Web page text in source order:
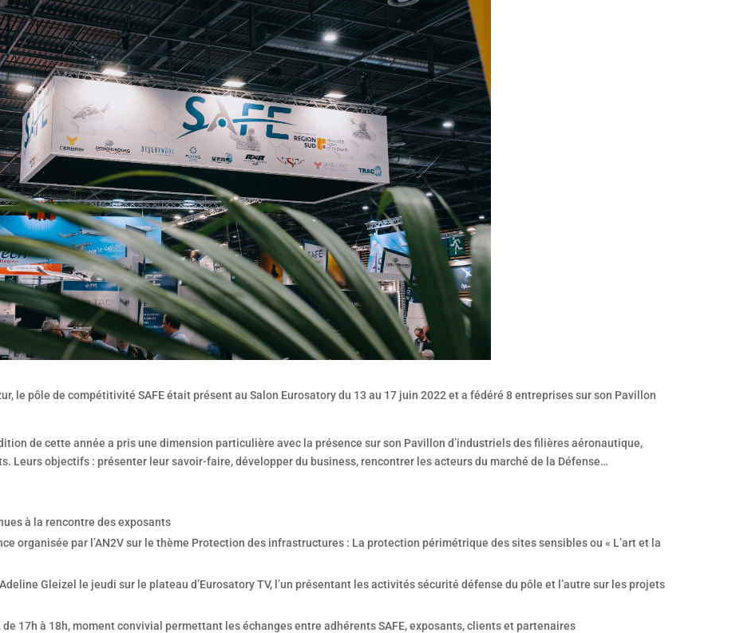
le pôle de compétitivité SAFE était présent au Salon Eurosatory du 13 au 17 juin 2022 et a fédéré 8 entreprises sur son Pavillon
de cette année a pris une dimension particulière avec la présence sur son Pavillon d’industriels des filières aéronautique,
Leurs objectifs : présenter leur savoir-faire, développer du business, rencontrer les acteurs du marché de la Défense…
à la rencontre des exposants
organisée par l’AN2V sur le thème Protection des infrastructures : La protection périmétrique des sites sensibles ou « L’art et la
Gleizel le jeudi sur le plateau d’Eurosatory TV, l’un présentant les activités sécurité défense du pôle et l’autre sur les projets
17h à 18h, moment convivial permettant les échanges entre adhérents SAFE, exposants, clients et partenaires